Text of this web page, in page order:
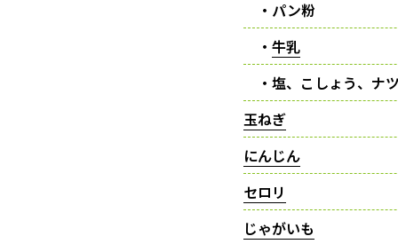
・パン粉
・ 牛乳
・塩、こしょう、ナ
玉ねぎ
にんじん
セロリ
じゃがいも